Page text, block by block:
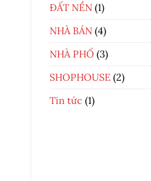
ĐẤT NỀN (1)
NHÀ BÁN (4)
NHÀ PHỐ (3)
SHOPHOUSE (2)
Tin tức (1)